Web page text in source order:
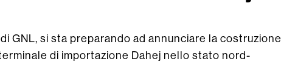
GNL, si sta preparando ad annunciare la costruzione
di importazione Dahej nello stato nord-